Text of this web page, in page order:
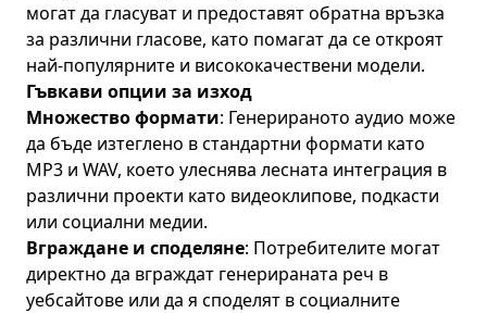
могат да гласуват и предоставят обратна връзка
за различни гласове, като помагат да се откроят
най-популярните и висококачествени модели.
Гъвкави опции за изход
Множество формати: Генерираното аудио може
да бъде изтеглено в стандартни формати като
MP3 и WAV, което улеснява лесната интеграция в
различни проекти като видеоклипове, подкасти
или социални медии.
Вграждане и споделяне: Потребителите могат
директно да вграждат генерираната реч в
уебсайтове или да я споделят в социалните